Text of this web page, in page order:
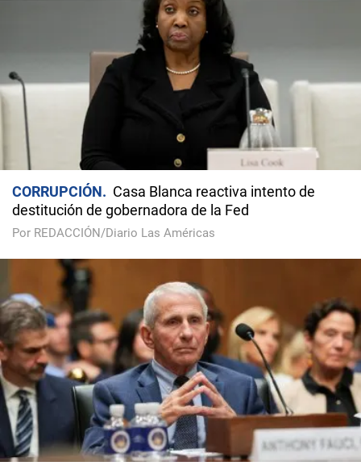
CORRUPCIÓN
Casa Blanca reactiva intento de
destitución de gobernadora de la Fed
Por REDACCIÓN/Diario Las Américas